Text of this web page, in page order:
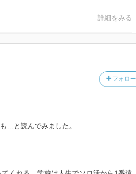
詳細をみる
フォロー
…と読んでみました。